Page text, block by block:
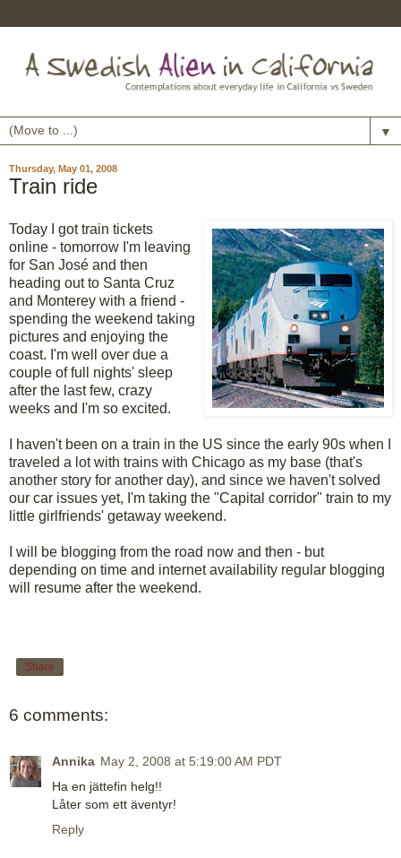
▼
Thursday, May 01, 2008
Train ride
Today I got train tickets
online - tomorrow I'm leaving
for San José and then
heading out to Santa Cruz
and Monterey with a friend -
spending the weekend taking
pictures and enjoying the
coast. I'm well over due a
couple of full nights' sleep
after the last few, crazy
weeks and I'm so excited.
I haven't been on a train in the US since the early 90s when I
traveled a lot with trains with Chicago as my base (that's
another story for another day), and since we haven't solved
our car issues yet, I'm taking the "Capital corridor" train to my
little girlfriends' getaway weekend.
I will be blogging from the road now and then - but
depending on time and internet availability regular blogging
will resume after the weekend.
Share
6 comments:
Annika May 2, 2008 at 5:19:00 AM PDT
Ha en jättefin helg!!
Låter som ett äventyr!
Reply